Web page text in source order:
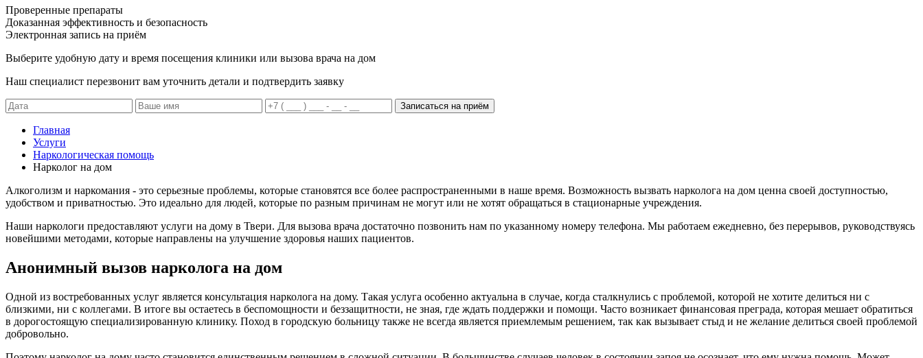
Проверенные препараты
Доказанная эффективность и безопасность
Электронная запись на приём
Выберите удобную дату и время посещения клиники или вызова врача на дом
Наш специалист перезвонит вам уточнить детали и подтвердить заявку
Записаться на приём
Главная
Услуги
Наркологическая помощь
Нарколог на дом
Алкоголизм и наркомания - это серьезные проблемы, которые становятся все более распространенными в наше время. Возможность вызвать нарколога на дом ценна своей доступностью,
удобством и приватностью. Это идеально для людей, которые по разным причинам не могут или не хотят обращаться в стационарные учреждения.
Наши наркологи предоставляют услуги на дому в Твери. Для вызова врача достаточно позвонить нам по указанному номеру телефона. Мы работаем ежедневно, без перерывов, руководствуясь
новейшими методами, которые направлены на улучшение здоровья наших пациентов.
Анонимный вызов нарколога на дом
Одной из востребованных услуг является консультация нарколога на дому. Такая услуга особенно актуальна в случае, когда сталкнулись с проблемой, которой не хотите делиться ни с
близкими, ни с коллегами. В итоге вы остаетесь в беспомощности и беззащитности, не зная, где ждать поддержки и помощи. Часто возникает финансовая преграда, которая мешает обратиться
в дорогостоящую специализированную клинику. Поход в городскую больницу также не всегда является приемлемым решением, так как вызывает стыд и не желание делиться своей проблемой
добровольно.